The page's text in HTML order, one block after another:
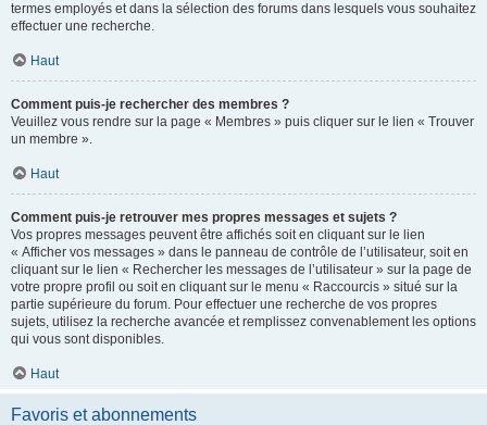
termes employés et dans la sélection des forums dans lesquels vous souhaitez
effectuer une recherche.
Haut
Comment puis-je rechercher des membres ?
Veuillez vous rendre sur la page « Membres » puis cliquer sur le lien « Trouver
un membre ».
Haut
Comment puis-je retrouver mes propres messages et sujets ?
Vos propres messages peuvent être affichés soit en cliquant sur le lien
« Afficher vos messages » dans le panneau de contrôle de l’utilisateur, soit en
cliquant sur le lien « Rechercher les messages de l’utilisateur » sur la page de
votre propre profil ou soit en cliquant sur le menu « Raccourcis » situé sur la
partie supérieure du forum. Pour effectuer une recherche de vos propres
sujets, utilisez la recherche avancée et remplissez convenablement les options
qui vous sont disponibles.
Haut
Favoris et abonnements